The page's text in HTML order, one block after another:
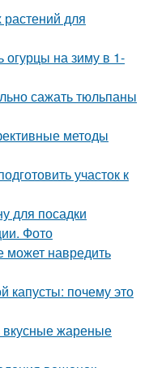
для
огурцы на зиму в 1-
сажать тюльпаны
методы
участок к
для посадки
Фото
может навредить
капусты: почему это
вкусные жареные